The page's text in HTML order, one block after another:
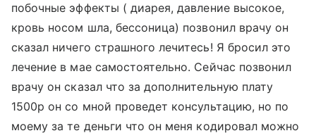
побочные эффекты ( диарея, давление высокое,
кровь носом шла, бессоница) позвонил врачу он
сказал ничего страшного лечитесь! Я бросил это
лечение в мае самостоятельно. Сейчас позвонил
врачу он сказал что за дополнительную плату
1500р он со мной проведет консультацию, но по
моему за те деньги что он меня кодировал можно